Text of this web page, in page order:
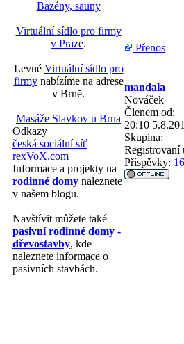
Bazény, sauny
Virtuální sídlo pro firmy
v Praze.
Levné Virtuální sídlo pro
firmynabízíme na adrese
v Brně.
Masáže Slavkov u Brna
Odkazy
česká sociální síť
rexVoX.com
Informace a projekty na
rodinné domy naleznete
v našem blogu.
Navštívit můžete také
pasivní rodinné domy -
dřevostavby, kde
naleznete informace o
pasivních stavbách.
Přenos
mandala
Nováček
Členem od:
20:10
Skupina:
Registrovaní
Příspěvky: 16